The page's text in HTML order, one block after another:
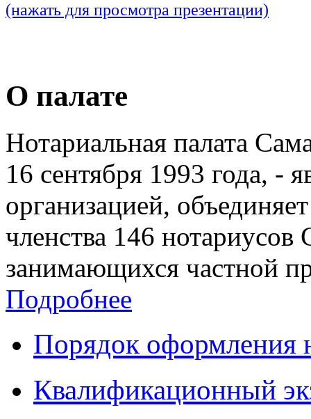
(нажать для просмотра презентации)
О палате
Нотариальная палата
16 сентября 1993 года, -
организацией,
членства 146 нотариусов
занимающихся частной
Подробнее
Порядок оформления
Квалификационный